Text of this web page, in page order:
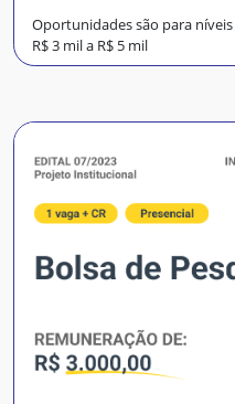
Oportunidades são para
R$ 3 mil a R$ 5 mil